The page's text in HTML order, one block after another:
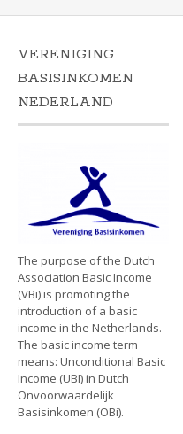
VERENIGING
BASISINKOMEN
NEDERLAND
The purpose of the Dutch
Association Basic Income
(VBi) is promoting the
introduction of a basic
income in the Netherlands.
The basic income term
means: Unconditional Basic
Income (UBI) in Dutch
Onvoorwaardelijk
Basisinkomen (OBi).